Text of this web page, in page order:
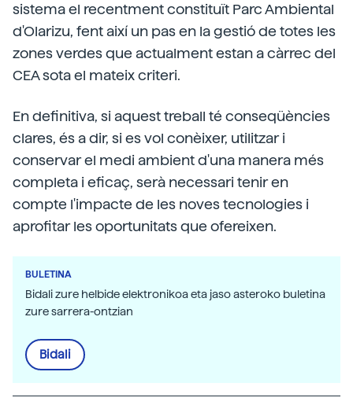
sistema el recentment constituït Parc Ambiental
d'Olarizu, fent així un pas en la gestió de totes les
zones verdes que actualment estan a càrrec del
CEA sota el mateix criteri.
En definitiva, si aquest treball té conseqüències
clares, és a dir, si es vol conèixer, utilitzar i
conservar el medi ambient d'una manera més
completa i eficaç, serà necessari tenir en
compte l'impacte de les noves tecnologies i
aprofitar les oportunitats que ofereixen.
BULETINA
Bidali zure helbide elektronikoa eta jaso asteroko buletina
zure sarrera-ontzian
Bidali